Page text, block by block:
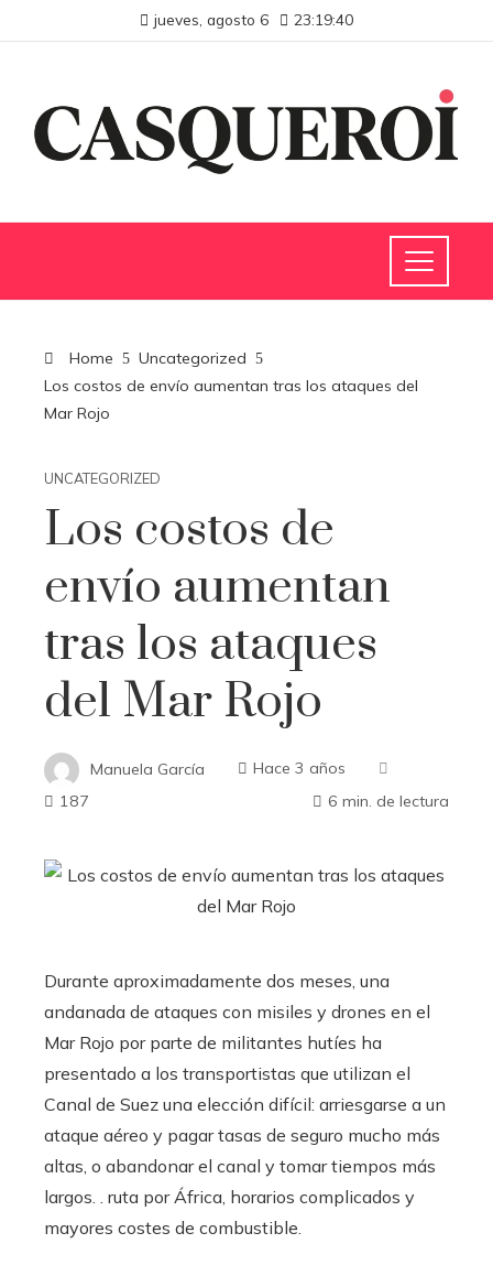
jueves, agosto 6 23:19:41
Home
Uncategorized
Los costos de envío aumentan tras los ataques del
Mar Rojo
UNCATEGORIZED
Los costos de
envío aumentan
tras los ataques
del Mar Rojo
Manuela García
Hace 3 años
187
6 min. de lectura
Durante aproximadamente dos meses, una
andanada de ataques con misiles y drones en el
Mar Rojo por parte de militantes hutíes ha
presentado a los transportistas que utilizan el
Canal de Suez una elección difícil: arriesgarse a un
ataque aéreo y pagar tasas de seguro mucho más
altas, o abandonar el canal y tomar tiempos más
largos. . ruta por África, horarios complicados y
mayores costes de combustible.